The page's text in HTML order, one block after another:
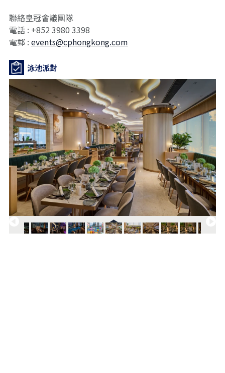
聯絡皇冠會議團隊
電話 : +852 3980 3398
電郵 : events@cphongkong.com
泳池派對